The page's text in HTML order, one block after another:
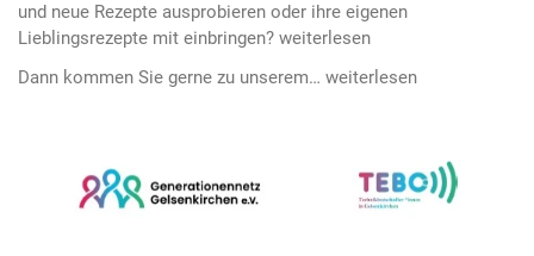
und neue Rezepte ausprobieren oder ihre eigenen
Lieblingsrezepte mit einbringen?
Dann kommen Sie gerne zu unserem…